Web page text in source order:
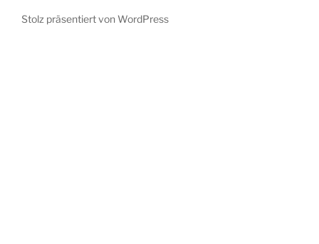
Stolz präsentiert von WordPress